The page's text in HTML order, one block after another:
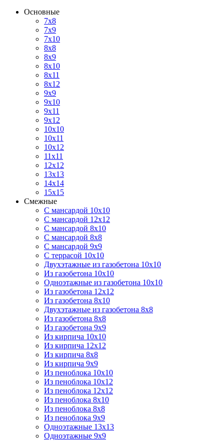
Основные
7х8
7х9
7х10
8х8
8х9
8х10
8х11
8х12
9х9
9х10
9х11
9х12
10х10
10х11
10х12
11х11
12х12
13х13
14х14
15х15
Смежные
С мансардой 10х10
С мансардой 12х12
С мансардой 8х10
С мансардой 8х8
С мансардой 9х9
С террасой 10х10
Двухэтажные из газобетона 10х10
Из газобетона 10х10
Одноэтажные из газобетона 10х10
Из газобетона 12х12
Из газобетона 8х10
Двухэтажные из газобетона 8х8
Из газобетона 8х8
Из газобетона 9х9
Из кирпича 10х10
Из кирпича 12х12
Из кирпича 8х8
Из кирпича 9х9
Из пеноблока 10х10
Из пеноблока 10х12
Из пеноблока 12х12
Из пеноблока 8х10
Из пеноблока 8х8
Из пеноблока 9х9
Одноэтажные 13х13
Одноэтажные 9х9